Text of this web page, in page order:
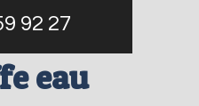
92 27
eau